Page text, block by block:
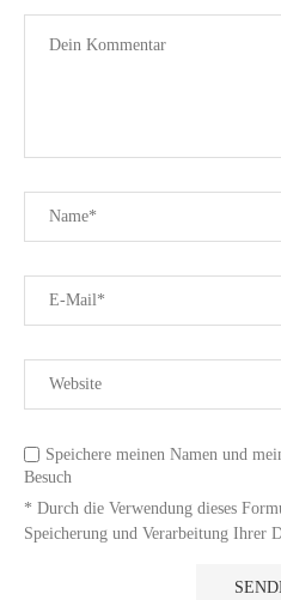
Speichere meinen Namen und
Besuch
* Durch die Verwendung dieses
Speicherung und Verarbeitung Ihrer